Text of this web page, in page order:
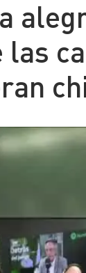
Tendencias
Dato en Pauta
Contenido
las